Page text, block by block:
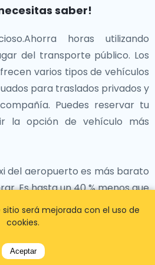
lleno de sorpresas, que
clase mundial y ciudades
campestres pacíficos
Ya sea que esté saboreando
ciudades artísticas o
holandés, los Países Bajos
Catedral de San Bavón.
y el mundialmente
vecinas contribuye al rico
los Países Bajos. Ya sea
calles a la moda de
las maravillas
enriquecedoras a solo un
Bajos.
saber!
horas utilizando
del transporte público. Los
varios tipos de vehículos
para traslados privados y
Puedes reservar tu
la opción de vehículo más
del aeropuerto es más barato
Es hasta un 40 % menos que
en el lugar. ¡El traslado al
y económicas es un nuevo
será mejorada con el uso de
cookies.
Aceptar